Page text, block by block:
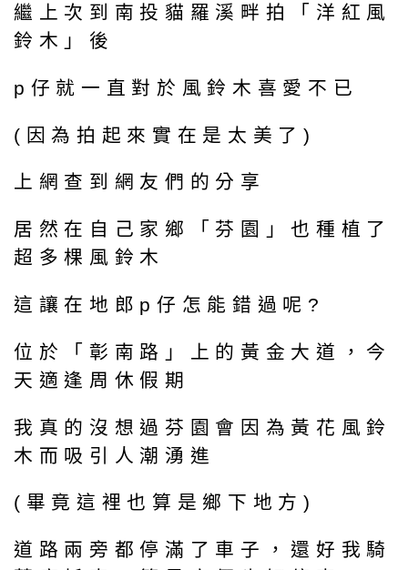
繼上次到南投貓羅溪畔拍「洋紅風
鈴木」後
p仔就一直對於風鈴木喜愛不已
(因為拍起來實在是太美了)
上網查到網友們的分享
居然在自己家鄉「芬園」也種植了
超多棵風鈴木
這讓在地郎p仔怎能錯過呢?
位於「彰南路」上的黃金大道，今
天適逢周休假期
我真的沒想過芬園會因為黃花風鈴
木而吸引人潮湧進
(畢竟這裡也算是鄉下地方)
道路兩旁都停滿了車子，還好我騎